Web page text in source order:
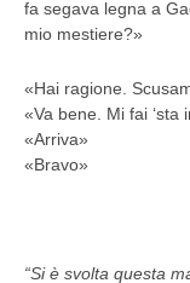
fa segava legna a
mio mestiere?»
«Hai ragione.
«Va bene. Mi fai
«Arriva»
«Bravo»
“Si è svolta questa